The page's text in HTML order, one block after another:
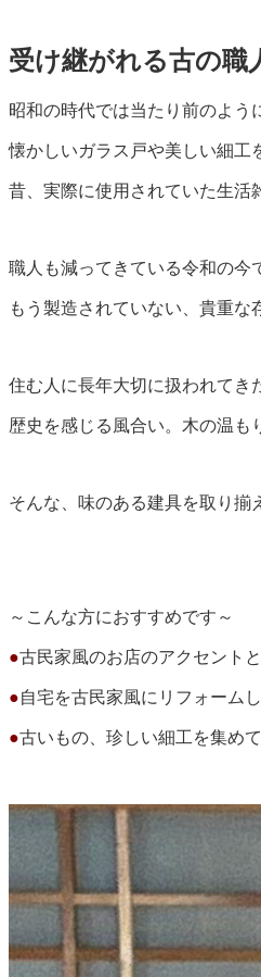
受け継がれる古の職
昭和の時代では当たり前のよう
懐かしいガラス戸や美しい細工
昔、実際に使用されていた生活
職人も減ってきている令和の今
もう製造されていない、貴重な
住む人に長年大切に扱われてき
歴史を感じる風合い。木の温も
そんな、味のある建具を取り揃
～こんな方におすすめです～
●古民家風のお店のアクセント
●自宅を古民家風にリフォーム
●古いもの、珍しい細工を集め